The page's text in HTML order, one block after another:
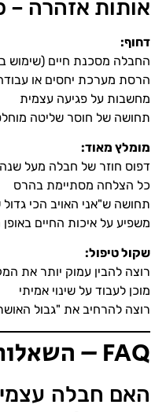
אותות אזהרה –
דחוף:
החבלה מסכנת חיים (שימוש
הרסת מערכת יחסים או
מחשבות על פגיעה עצמית
תחושה של חוסר שליטה
מומלץ מאוד:
דפוס חוזר של חבלה מעל שנה
כל הצלחה מסתיימת בהרס
תחושה ש"אני האויב הכי
משפיע על איכות החיים
שקול טיפול:
רוצה להבין עמוק יותר את
מוכן לעבוד על שינוי אמיתי
רוצה להרחיב את "גבול
FAQ – השאלות הנפוצות ביותר
האם חבלה